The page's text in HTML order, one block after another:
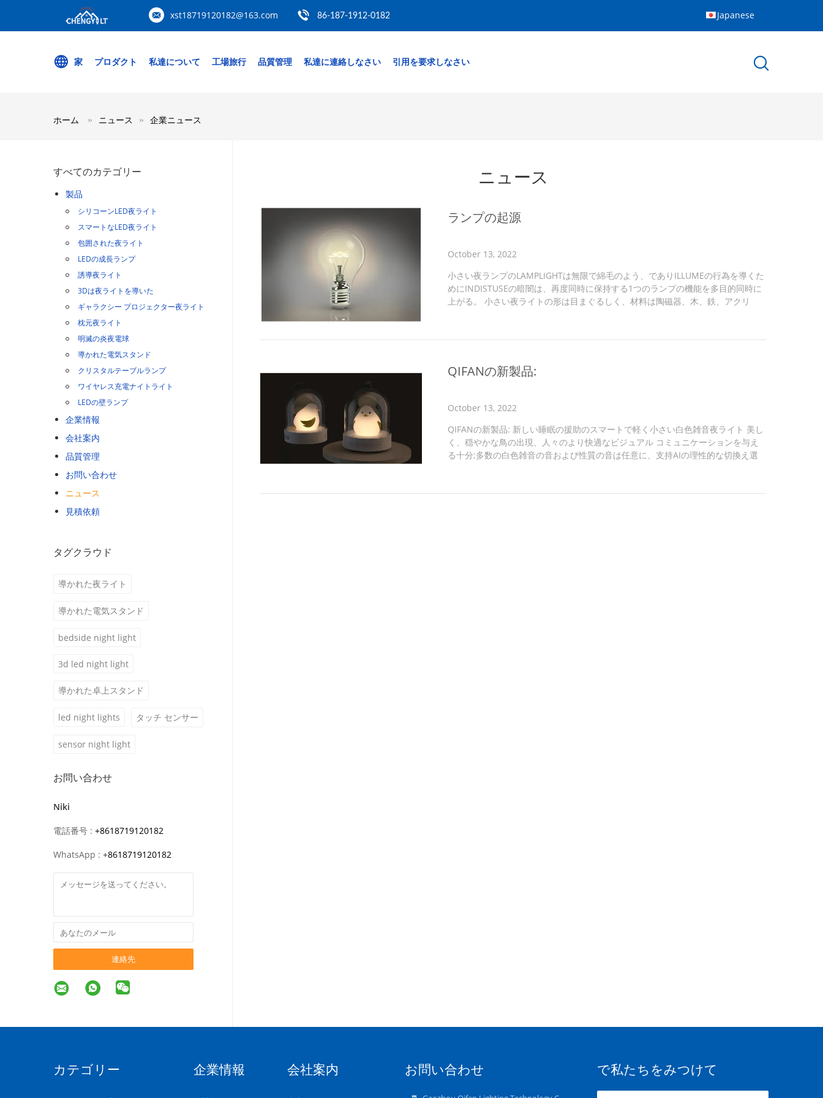
xst18719120182@163.com 86-187-1912-0182 Japanese
家 プロダクト 私達について 工場旅行 品質管理 私達に連絡しなさい 引用を要求しなさい
ホーム ニュース 企業ニュース
すべてのカテゴリー
製品
シリコーンLED夜ライト
スマートなLED夜ライト
包囲された夜ライト
LEDの成長ランプ
誘導夜ライト
3Dは夜ライトを導いた
ギャラクシー プロジェクター夜ライト
枕元夜ライト
明滅の炎夜電球
導かれた電気スタンド
クリスタルテーブルランプ
ワイヤレス充電ナイトライト
LEDの壁ランプ
企業情報
会社案内
品質管理
お問い合わせ
ニュース
見積依頼
タグクラウド
導かれた夜ライト
導かれた電気スタンド
bedside night light
3d led night light
導かれた卓上スタンド
led night lights タッチ センサー
sensor night light
お問い合わせ
Niki
電話番号 : +8618719120182
WhatsApp : +8618719120182
連絡先
ニュース
ランプの起源
October 13, 2022
小さい夜ランプのLAMPLIGHTは無限で綿毛のよう、でありILLUMEの行為を導くた
めにINDISTUSEの暗闇は、再度同時に保持する1つのランプの機能を多目的同時に
上がる。 小さい夜ライトの形は目まぐるしく、材料は陶磁器、木、鉄、アクリ
豊富、装飾と任意、装飾的な家の効果である。 従ってランプの起源は何である
プ」であり、ランプの進化プロセスは石油ランプ、青銅色ランプ、青磁...
QIFANの新製品:
October 13, 2022
QIFANの新製品: 新しい睡眠の援助のスマートで軽く小さい白色雑音夜ライト 美し
く、穏やかな鳥の出現、人々のより快適なビジュアル コミュニケーションを与え
る十分;多数の白色雑音の音および性質の音は任意に、支持AIの理性的な切換え選
って、空気を、取り除く神経質な張力を、除去する疲労、穏やかな過敏症、幸せな
カテゴリー 企業情報 会社案内 お問い合わせ で私たちをみつけて